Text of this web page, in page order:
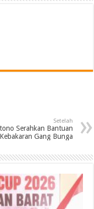
Setelah
Serahkan Bantuan
Gang Bunga